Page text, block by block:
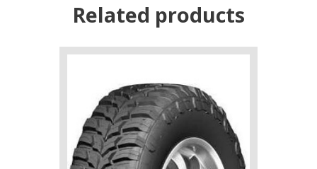
Related products